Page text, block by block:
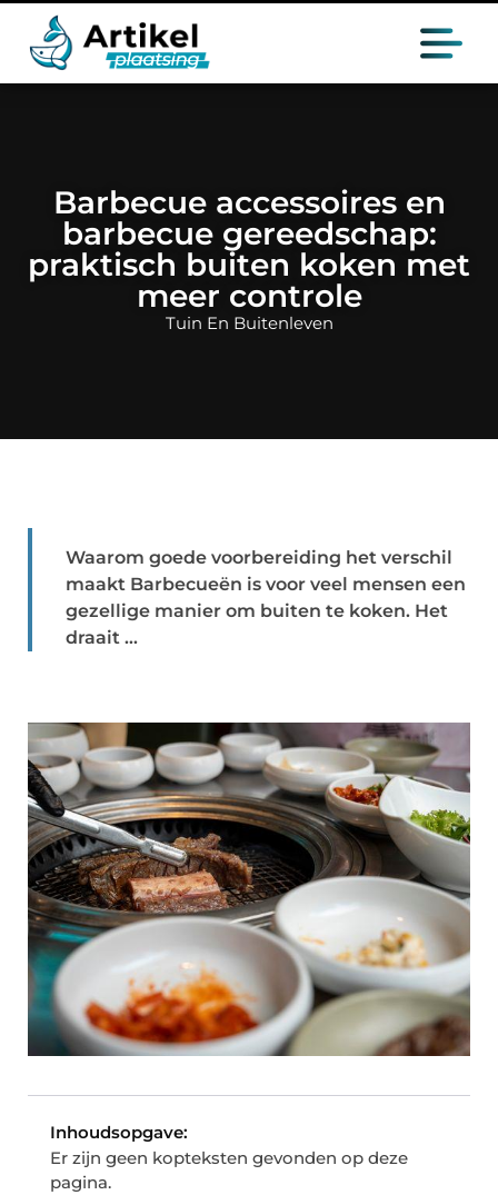
Barbecue accessoires en
barbecue gereedschap:
praktisch buiten koken met
meer controle
Tuin En Buitenleven
Waarom goede voorbereiding het verschil
maakt Barbecueën is voor veel mensen een
gezellige manier om buiten te koken. Het
draait ...
Inhoudsopgave:
Er zijn geen kopteksten gevonden op deze
pagina.